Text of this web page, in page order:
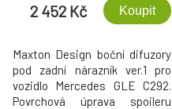
2 452 Kč Koupit
Maxton Design boční difuzory
pod zadní nárazník ver.1 pro
vozidlo Mercedes GLE C292.
Povrchová úprava spoileru